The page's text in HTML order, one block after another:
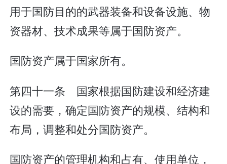
用于国防目的的武器装备和设备设施、物
资器材、技术成果等属于国防资产。
国防资产属于国家所有。
第四十一条 国家根据国防建设和经济建
设的需要，确定国防资产的规模、结构和
布局，调整和处分国防资产。
国防资产的管理机构和占有、使用单位，